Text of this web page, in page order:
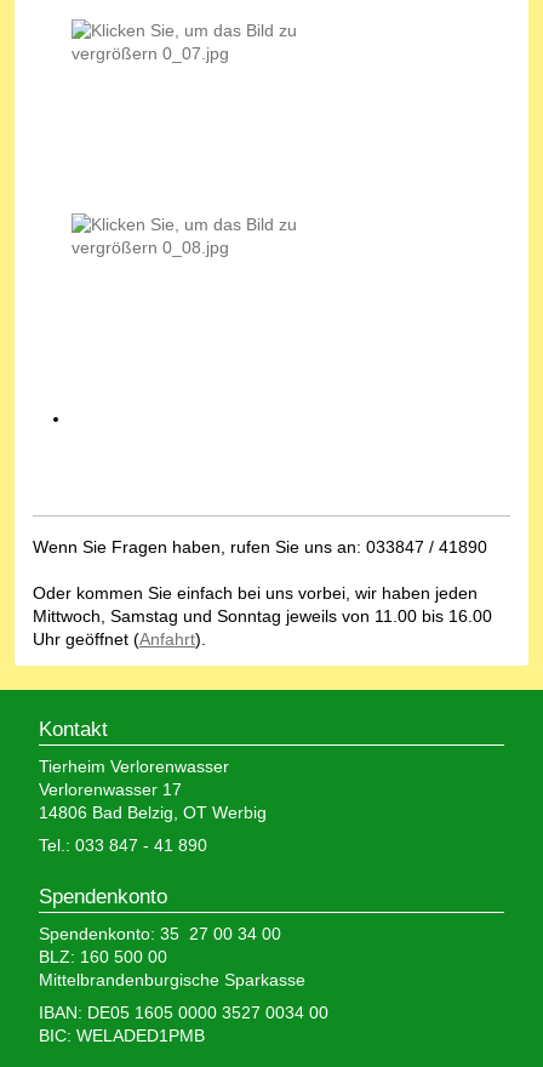
Wenn Sie Fragen haben, rufen Sie uns an: 033847 / 41890
Oder kommen Sie einfach bei uns vorbei, wir haben jeden
Mittwoch, Samstag und Sonntag jeweils von 11.00 bis 16.00
Uhr geöffnet (Anfahrt).
Kontakt
Tierheim Verlorenwasser
Verlorenwasser 17
14806 Bad Belzig, OT Werbig
Tel.: 033 847 - 41 890
Spendenkonto
Spendenkonto: 35 27 00 34 00
BLZ: 160 500 00
Mittelbrandenburgische Sparkasse
IBAN: DE05 1605 0000 3527 0034 00
BIC: WELADED1PMB